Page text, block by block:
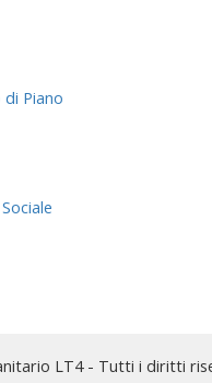
Piano
LT4 - Tutti i diritti